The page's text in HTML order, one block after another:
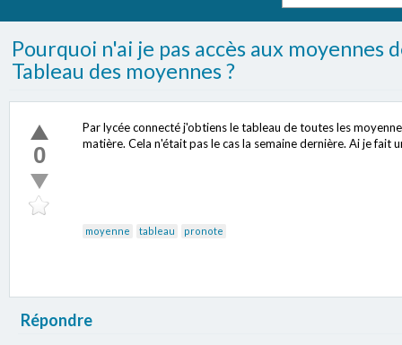
Pourquoi n'ai je pas accès aux
Tableau des moyennes ?
0
Par lycée connecté j'obtiens le tableau de toutes les
matière. Cela n'était pas le cas la semaine dernière. Ai je fait
moyenne tableau pronote
Répondre